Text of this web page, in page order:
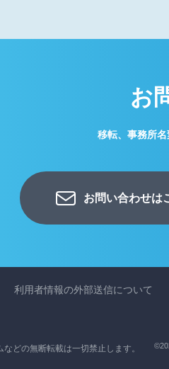
お
移転、事務所
お問い合わせは
利用者情報の外部送信について
どの無断転載は一切禁止します。